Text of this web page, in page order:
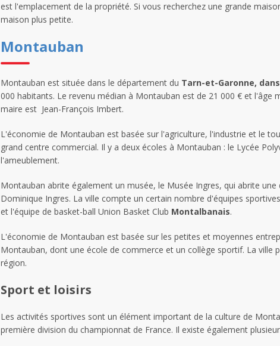
est l'emplacement de la propriété. Si vous recherchez une grande
maison plus petite.
Montauban
Montauban est située dans le département du Tarn-et-Garonne,
000 habitants. Le revenu médian à Montauban est de 21 000 € et l'âge
maire est Jean-François Imbert.
L'économie de Montauban est basée sur l'agriculture, l'industrie et le
grand centre commercial. Il y a deux écoles à Montauban : le Lycée
l'ameublement.
Montauban abrite également un musée, le Musée Ingres, qui abrite
Dominique Ingres. La ville compte un certain nombre d'équipes
et l'équipe de basket-ball Union Basket Club Montalbanais.
L'économie de Montauban est basée sur les petites et moyennes
Montauban, dont une école de commerce et un collège sportif. La ville
région.
Sport et loisirs
Les activités sportives sont un élément important de la culture de
première division du championnat de France. Il existe également